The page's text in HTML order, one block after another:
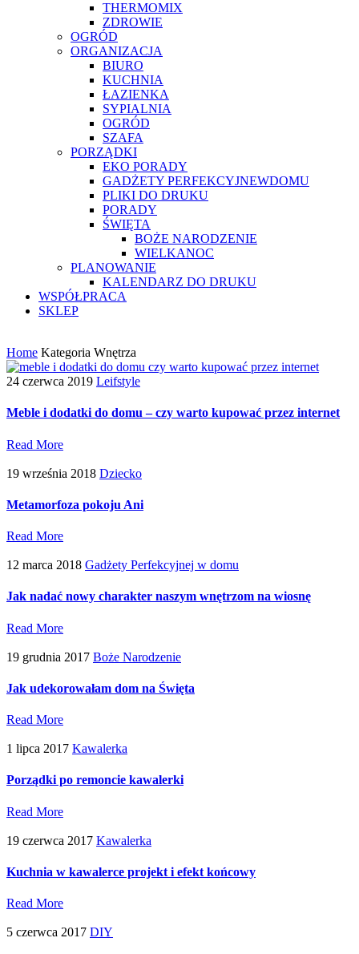
THERMOMIX
ZDROWIE
OGRÓD
ORGANIZACJA
BIURO
KUCHNIA
ŁAZIENKA
SYPIALNIA
OGRÓD
SZAFA
PORZĄDKI
EKO PORADY
GADŻETY PERFEKCYJNEWDOMU
PLIKI DO DRUKU
PORADY
ŚWIĘTA
BOŻE NARODZENIE
WIELKANOC
PLANOWANIE
KALENDARZ DO DRUKU
WSPÓŁPRACA
SKLEP
Home Kategoria Wnętrza
24 czerwca 2019 Leifstyle
Meble i dodatki do domu – czy warto kupować przez internet
Read More
19 września 2018 Dziecko
Metamorfoza pokoju Ani
Read More
12 marca 2018 Gadżety Perfekcyjnej w domu
Jak nadać nowy charakter naszym wnętrzom na wiosnę
Read More
19 grudnia 2017 Boże Narodzenie
Jak udekorowałam dom na Święta
Read More
1 lipca 2017 Kawalerka
Porządki po remoncie kawalerki
Read More
19 czerwca 2017 Kawalerka
Kuchnia w kawalerce projekt i efekt końcowy
Read More
5 czerwca 2017 DIY